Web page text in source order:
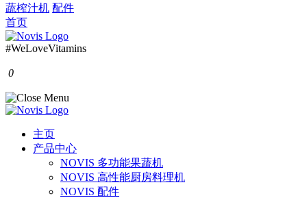
蔬榨汁机 配件
首页
#WeLoveVitamins
0
主页
产品中心
NOVIS 多功能果蔬机
NOVIS 高性能厨房料理机
NOVIS 配件